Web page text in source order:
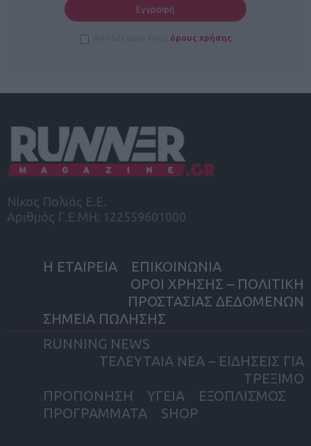
όρους χρήσης
Νίκος Πολιάς Ε.Ε.
Αριθμός Γ.Ε.ΜΗ: 122559601000
Η ΕΤΑΙΡΕΙΑ
ΕΠΙΚΟΙΝΩΝΙΑ
ΟΡΟΙ ΧΡΗΣΗΣ – ΠΟΛΙΤΙΚΗ
ΠΡΟΣΤΑΣΙΑΣ ΔΕΔΟΜΕΝΩΝ
ΣΗΜΕΙΑ ΠΩΛΗΣΗΣ
RUNNING NEWS
ΤΕΛΕΥΤΑΙΑ ΝΕΑ – ΕΙΔΗΣΕΙΣ ΓΙΑ
ΤΡΕΞΙΜΟ
ΠΡΟΠΟΝΗΣΗ
ΥΓΕΙΑ
ΕΞΟΠΛΙΣΜΟΣ
ΠΡΟΓΡΑΜΜΑΤΑ
SHOP